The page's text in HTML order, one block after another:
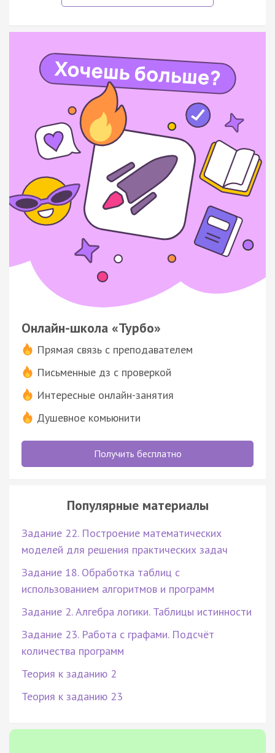
Онлайн-школа «Турбо»
Прямая связь с преподавателем
Письменные дз с проверкой
Интересные онлайн-занятия
Душевное комьюнити
Получить бесплатно
Популярные материалы
Задание 22. Построение математических
моделей для решения практических задач
Задание 18. Обработка таблиц с
использованием алгоритмов и программ
Задание 2. Алгебра логики. Таблицы истинности
Задание 23. Работа с графами. Подсчёт
количества программ
Теория к заданию 2
Теория к заданию 23